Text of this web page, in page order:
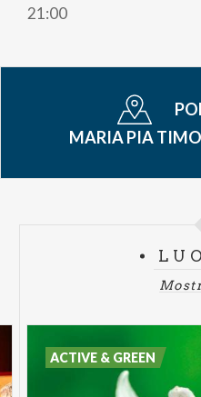
21:00
MARIA PIA
ACTIVE & GREEN